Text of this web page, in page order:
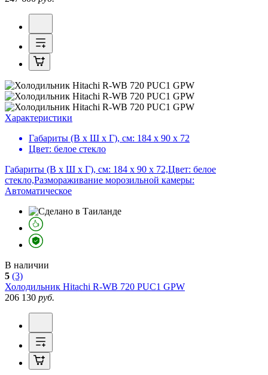
Характеристики
Габариты (В х Ш х Г), см: 184 х 90 х 72
Цвет: белое стекло
Габариты (В х Ш х Г), см: 184 х 90 х 72,Цвет: белое
стекло,Размораживание морозильной камеры:
Автоматическое
В наличии
5 (3)
Холодильник Hitachi R-WB 720 PUC1 GPW
206 130 руб.